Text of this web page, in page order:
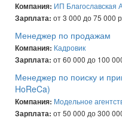
Компания: ИП Благославская
Зарплата: от 3 000 до 75 000
Менеджер по продажам
Компания: Кадровик
Зарплата: от 60 000 до 100
Менеджер по поиску и
HoReCa)
Компания: Модельное
Зарплата: от 50 000 до 300